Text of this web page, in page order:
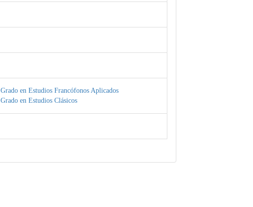
Grado en Estudios Francófonos Aplicados
Grado en Estudios Clásicos